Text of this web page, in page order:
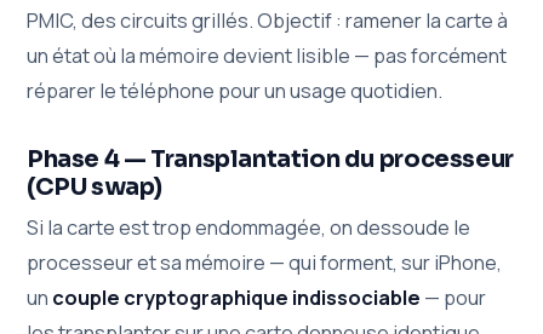
PMIC, des circuits grillés. Objectif : ramener la carte à
un état où la mémoire devient lisible — pas forcément
réparer le téléphone pour un usage quotidien.
Phase 4 — Transplantation du processeur
(CPU swap)
Si la carte est trop endommagée, on dessoude le
processeur et sa mémoire — qui forment, sur iPhone,
un couple cryptographique indissociable — pour